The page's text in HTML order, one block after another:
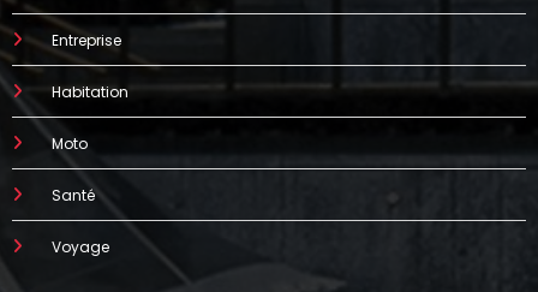
Entreprise
Habitation
Moto
Santé
Voyage